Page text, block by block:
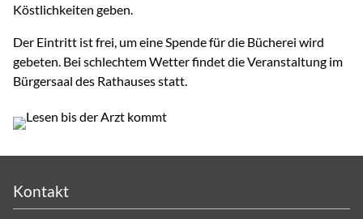
Köstlichkeiten geben.
Der Eintritt ist frei, um eine Spende für die Bücherei wird
gebeten. Bei schlechtem Wetter findet die Veranstaltung im
Bürgersaal des Rathauses statt.
Kontakt